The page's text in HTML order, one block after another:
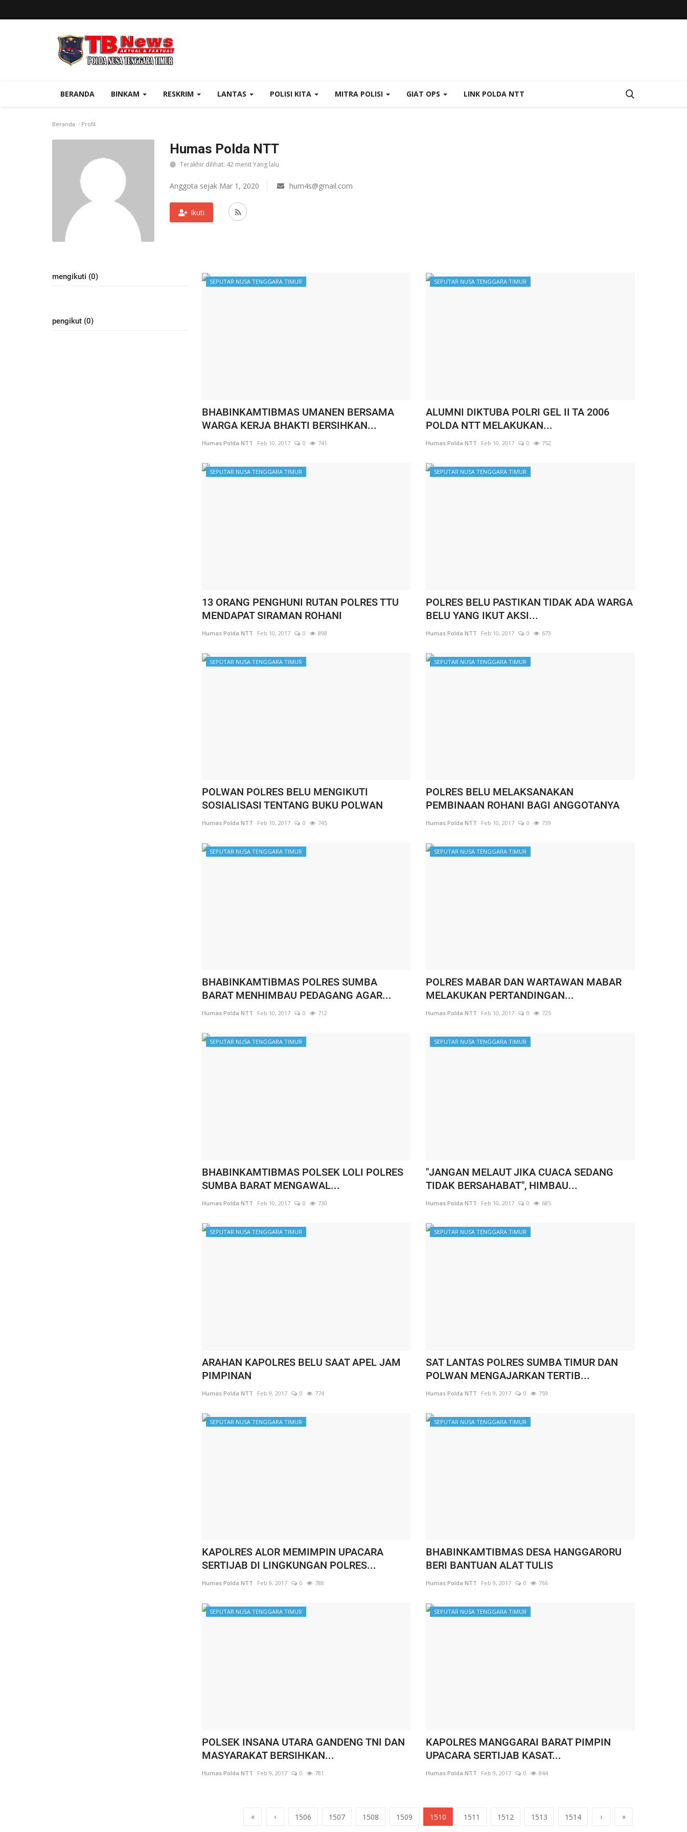
BERANDA BINKAM RESKRIM LANTAS POLISI KITA MITRA POLISI GIAT OPS LINK POLDA NTT
Beranda Profil
Humas Polda NTT
Terakhir dilihat: 42 menit Yang lalu
Anggota sejak Mar 1, 2020 hum4s@gmail.com
Ikuti
mengikuti (0)
pengikut (0)
SEPUTAR NUSA TENGGARA TIMUR
BHABINKAMTIBMAS UMANEN BERSAMA
WARGA KERJA BHAKTI BERSIHKAN...
Humas Polda NTT Feb 10, 2017 0 741
SEPUTAR NUSA TENGGARA TIMUR
ALUMNI DIKTUBA POLRI GEL II TA 2006
POLDA NTT MELAKUKAN...
Humas Polda NTT Feb 10, 2017 0 752
SEPUTAR NUSA TENGGARA TIMUR
13 ORANG PENGHUNI RUTAN POLRES TTU
MENDAPAT SIRAMAN ROHANI
Humas Polda NTT Feb 10, 2017 0 898
SEPUTAR NUSA TENGGARA TIMUR
POLRES BELU PASTIKAN TIDAK ADA WARGA
BELU YANG IKUT AKSI...
Humas Polda NTT Feb 10, 2017 0 673
SEPUTAR NUSA TENGGARA TIMUR
POLWAN POLRES BELU MENGIKUTI
SOSIALISASI TENTANG BUKU POLWAN
Humas Polda NTT Feb 10, 2017 0 745
SEPUTAR NUSA TENGGARA TIMUR
POLRES BELU MELAKSANAKAN
PEMBINAAN ROHANI BAGI ANGGOTANYA
Humas Polda NTT Feb 10, 2017 0 739
SEPUTAR NUSA TENGGARA TIMUR
BHABINKAMTIBMAS POLRES SUMBA
BARAT MENHIMBAU PEDAGANG AGAR...
Humas Polda NTT Feb 10, 2017 0 712
SEPUTAR NUSA TENGGARA TIMUR
POLRES MABAR DAN WARTAWAN MABAR
MELAKUKAN PERTANDINGAN...
Humas Polda NTT Feb 10, 2017 0 725
SEPUTAR NUSA TENGGARA TIMUR
BHABINKAMTIBMAS POLSEK LOLI POLRES
SUMBA BARAT MENGAWAL...
Humas Polda NTT Feb 10, 2017 0 730
SEPUTAR NUSA TENGGARA TIMUR
"JANGAN MELAUT JIKA CUACA SEDANG
TIDAK BERSAHABAT", HIMBAU...
Humas Polda NTT Feb 10, 2017 0 685
SEPUTAR NUSA TENGGARA TIMUR
ARAHAN KAPOLRES BELU SAAT APEL JAM
PIMPINAN
Humas Polda NTT Feb 9, 2017 0 774
SEPUTAR NUSA TENGGARA TIMUR
SAT LANTAS POLRES SUMBA TIMUR DAN
POLWAN MENGAJARKAN TERTIB...
Humas Polda NTT Feb 9, 2017 0 759
SEPUTAR NUSA TENGGARA TIMUR
KAPOLRES ALOR MEMIMPIN UPACARA
SERTIJAB DI LINGKUNGAN POLRES...
Humas Polda NTT Feb 9, 2017 0 788
SEPUTAR NUSA TENGGARA TIMUR
BHABINKAMTIBMAS DESA HANGGARORU
BERI BANTUAN ALAT TULIS
Humas Polda NTT Feb 9, 2017 0 766
SEPUTAR NUSA TENGGARA TIMUR
POLSEK INSANA UTARA GANDENG TNI DAN
MASYARAKAT BERSIHKAN...
Humas Polda NTT Feb 9, 2017 0 781
SEPUTAR NUSA TENGGARA TIMUR
KAPOLRES MANGGARAI BARAT PIMPIN
UPACARA SERTIJAB KASAT...
Humas Polda NTT Feb 9, 2017 0 844
« ‹ 1506 1507 1508 1509 1510 1511 1512 1513 1514 › »